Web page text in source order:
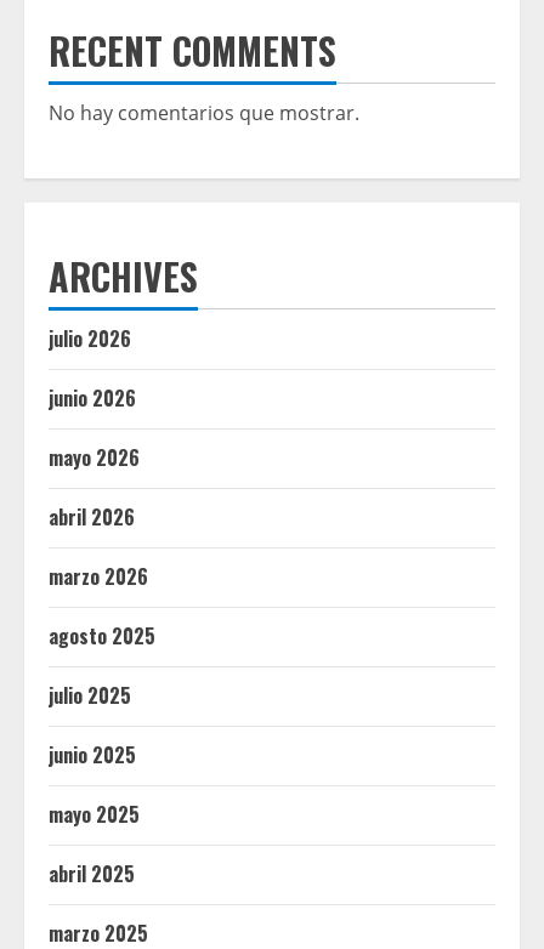
RECENT COMMENTS
No hay comentarios que mostrar.
ARCHIVES
julio 2026
junio 2026
mayo 2026
abril 2026
marzo 2026
agosto 2025
julio 2025
junio 2025
mayo 2025
abril 2025
marzo 2025